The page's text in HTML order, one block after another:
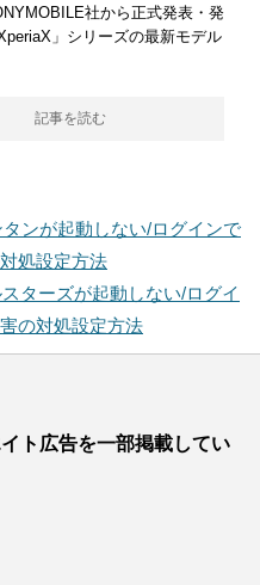
社から正式発表・発
」シリーズの最新モデル
記事を読む
タンが起動しない/ログインで
処設定方法
ターズが起動しない/ログイ
の対処設定方法
ト広告を一部掲載してい